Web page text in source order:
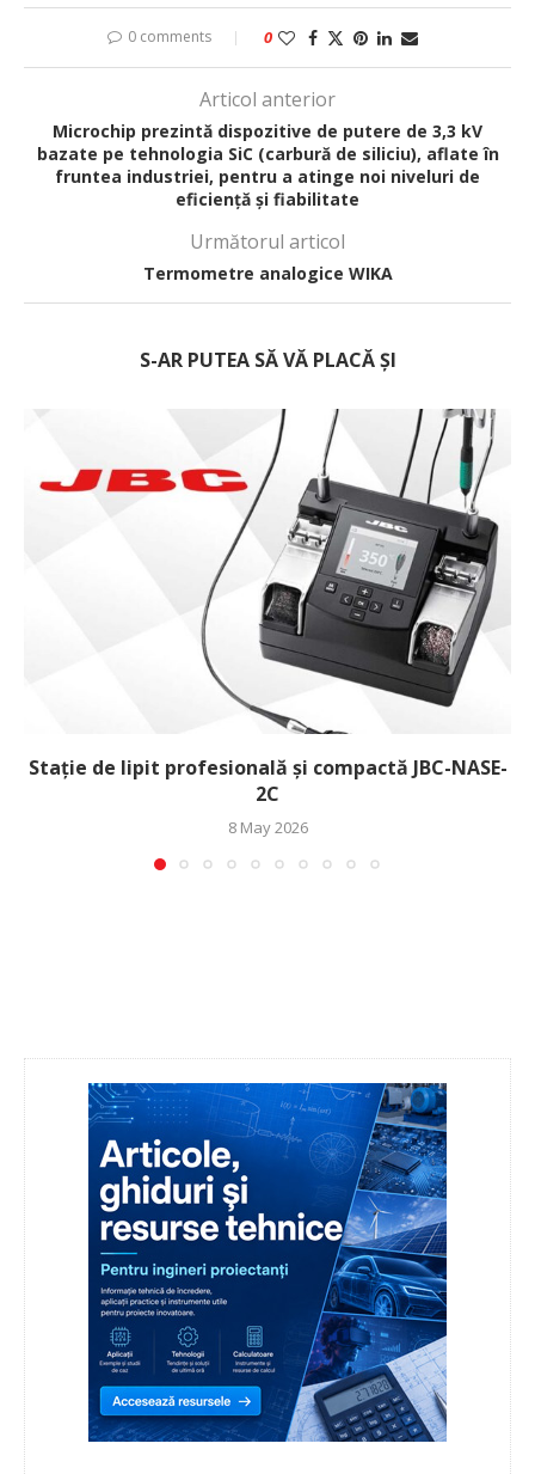
0 comments 0
Articol anterior
Microchip prezintă dispozitive de putere de 3,3 kV
bazate pe tehnologia SiC (carbură de siliciu), aflate în
fruntea industriei, pentru a atinge noi niveluri de
eficiență și fiabilitate
Următorul articol
Termometre analogice WIKA
S-AR PUTEA SĂ VĂ PLACĂ ȘI
Stație de lipit profesională și compactă JBC-NASE-
2C
8 May 2026